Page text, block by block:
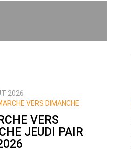
2026
VERS DIMANCHE
VERS
JEUDI PAIR